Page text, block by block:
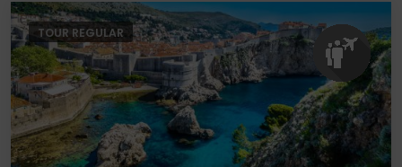
TOUR REGULAR